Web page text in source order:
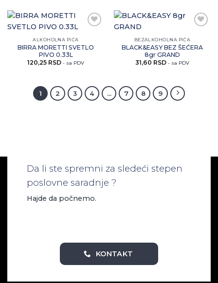
artikal
ALKOHOLNA PIĆA
BIRRA MORETTI SVETLO
PIVO 0.33L
120,25 RSD - sa PDV
artikal
BEZALKOHOLNA PIĆA
BLACK&EASY BEZ ŠEĆERA
8gr GRAND
31,60 RSD - sa PDV
1 2 3 4 … 7 8 9
Da li ste spremni za sledeći stepen
poslovne saradnje ?
Hajde da počnemo.
KONTAKT